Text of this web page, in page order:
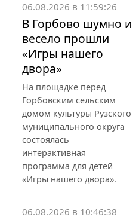
06.08.2026 в 11:59:26
В Горбово шумно и
весело прошли
«Игры нашего
двора»
На площадке перед
Горбовским сельским
домом культуры Рузского
муниципального округа
состоялась
интерактивная
программа для детей
«Игры нашего двора».
06.08.2026 в 10:46:38